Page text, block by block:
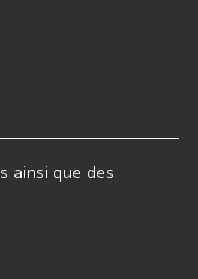
ainsi que des